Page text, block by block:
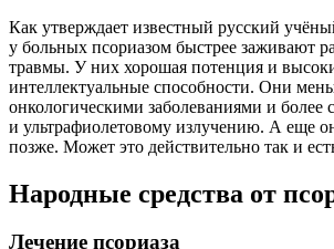
Как утверждает известный русский
у больных псориазом быстрее заживают
травмы. У них хорошая потенция и
интеллектуальные способности. Они
онкологическими заболеваниями и более
и ультрафиолетовому излучению. А еще
позже. Может это действительно так и
Народные средства от
Лечение псориаза